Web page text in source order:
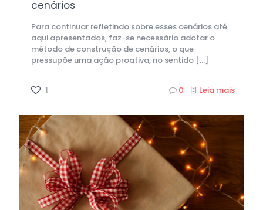
cenários
Para continuar refletindo sobre esses cenários até
aqui apresentados, faz-se necessário adotar o
método de construção de cenários, o que
pressupõe uma ação proativa, no sentido […]
1 0 Leia mais